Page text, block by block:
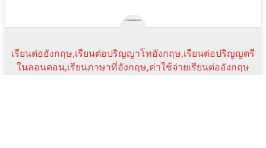
เรียนต่ออังกฤษ,เรียนต่อปริญญาโทอังกฤษ,เรียนต่อปริญญตรี
ในลอนดอน,เรียนภาษาที่อังกฤษ,ค่าใช้จ่ายเรียนต่ออังกฤษ